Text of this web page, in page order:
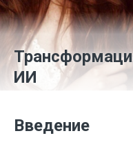
ИИ
Введение